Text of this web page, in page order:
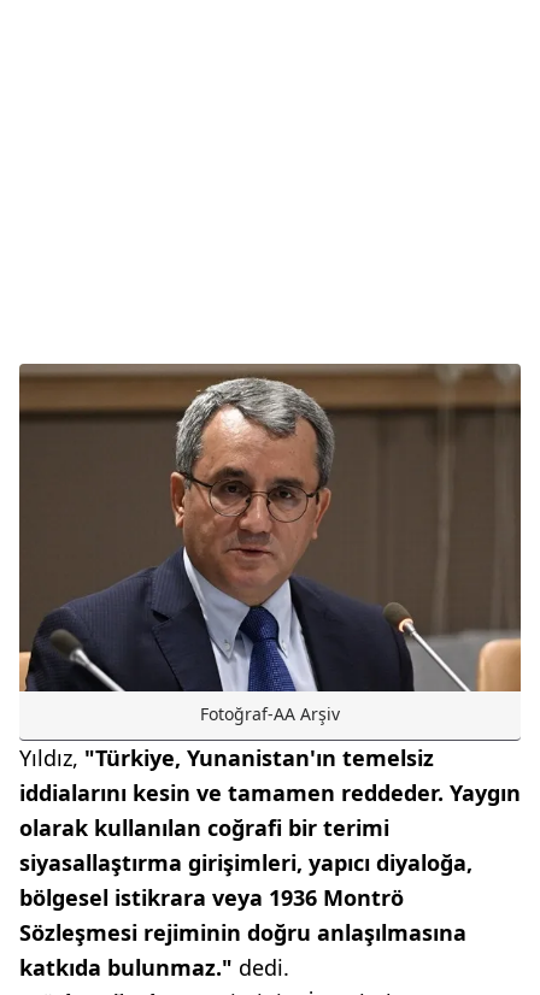
Fotoğraf-AA Arşiv
Yıldız, "Türkiye, Yunanistan'ın temelsiz
iddialarını kesin ve tamamen reddeder. Yaygın
olarak kullanılan coğrafi bir terimi
siyasallaştırma girişimleri, yapıcı diyaloğa,
bölgesel istikrara veya 1936 Montrö
Sözleşmesi rejiminin doğru anlaşılmasına
katkıda bulunmaz." dedi.